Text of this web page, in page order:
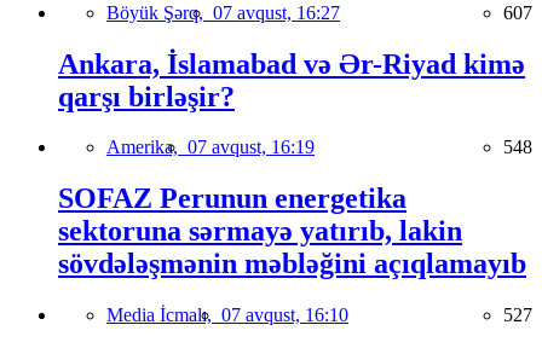
Böyük Şərq, 07 avqust, 16:27 607
Ankara, İslamabad və Ər-Riyad kimə
qarşı birləşir?
Amerika, 07 avqust, 16:19 548
SOFAZ Perunun energetika
sektoruna sərmayə yatırıb, lakin
sövdələşmənin məbləğini açıqlamayıb
Media İcmalı, 07 avqust, 16:10 527